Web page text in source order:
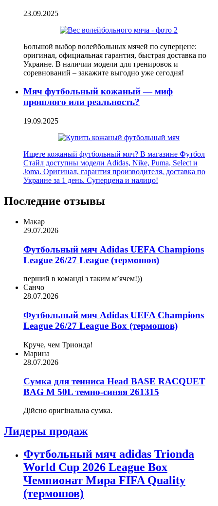
23.09.2025
Большой выбор волейбольных мячей по суперцене:
оригинал, официальная гарантия, быстрая доставка по
Украине. В наличии модели для тренировок и
соревнований – закажите выгодно уже сегодня!
Мяч футбольный кожаный — миф
прошлого или реальность?
19.09.2025
Ищете кожаный футбольный мяч? В магазине Футбол
Стайл доступны модели Adidas, Nike, Puma, Select и
Joma. Оригинал, гарантия производителя, доставка по
Украине за 1 день. Суперцена и налицо!
Последние отзывы
Макар
29.07.2026
Футбольный мяч Adidas UEFA Champions
League 26/27 League (термошов)
перший в команді з таким мʼячем!))
Санчо
28.07.2026
Футбольный мяч Adidas UEFA Champions
League 26/27 League Box (термошов)
Круче, чем Трионда!
Марина
28.07.2026
Сумка для тенниса Head BASE RACQUET
BAG M 50L темно-синяя 261315
Дійсно оригінальна сумка.
Лидеры продаж
Футбольный мяч adidas Trionda
World Cup 2026 League Box
Чемпионат Мира FIFA Quality
(термошов)